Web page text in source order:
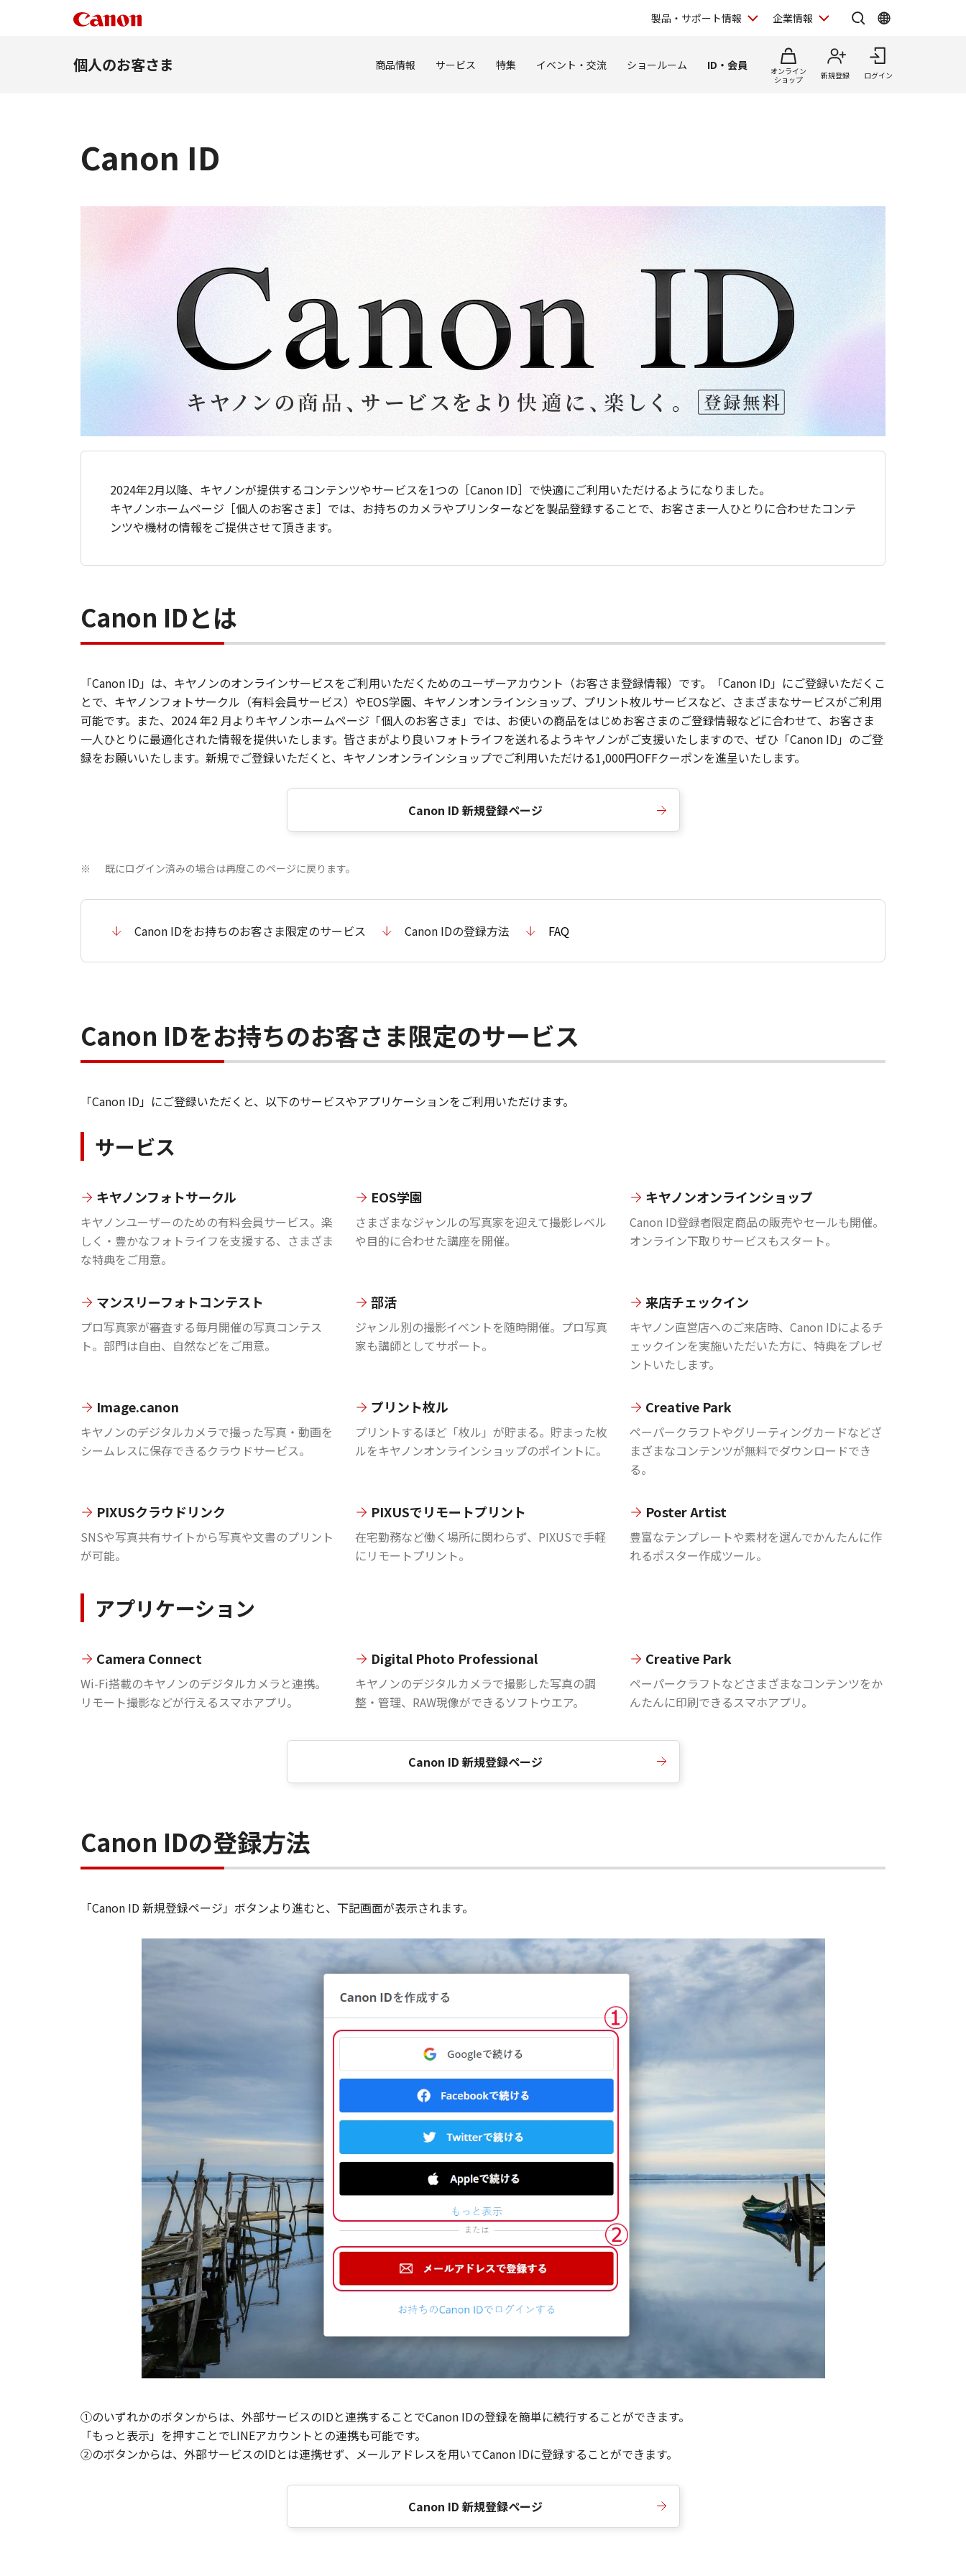
製品・サポート情報 企業情報
個人のお客さま 商品情報 サービス 特集 イベント・交流 ショールーム ID・会員
オンライン
ショップ
新規登録 ログイン
Canon ID
2024年2月以降、キヤノンが提供するコンテンツやサービスを1つの［Canon ID］で快適にご利用いただけるようになりました。
キヤノンホームページ［個人のお客さま］では、お持ちのカメラやプリンターなどを製品登録することで、お客さま一人ひとりに合わせたコンテ
ンツや機材の情報をご提供させて頂きます。
Canon IDとは
「Canon ID」は、キヤノンのオンラインサービスをご利用いただくためのユーザーアカウント（お客さま登録情報）です。「Canon ID」にご登録いただくこ
とで、キヤノンフォトサークル（有料会員サービス）やEOS学園、キヤノンオンラインショップ、プリント枚ルサービスなど、さまざまなサービスがご利用
可能です。また、2024 年2 月よりキヤノンホームページ「個人のお客さま」では、お使いの商品をはじめお客さまのご登録情報などに合わせて、お客さま
一人ひとりに最適化された情報を提供いたします。皆さまがより良いフォトライフを送れるようキヤノンがご支援いたしますので、ぜひ「Canon ID」のご登
録をお願いいたします。新規でご登録いただくと、キヤノンオンラインショップでご利用いただける1,000円OFFクーポンを進呈いたします。
Canon ID 新規登録ページ
※ 既にログイン済みの場合は再度このページに戻ります。
Canon IDをお持ちのお客さま限定のサービス Canon IDの登録方法 FAQ
Canon IDをお持ちのお客さま限定のサービス
「Canon ID」にご登録いただくと、以下のサービスやアプリケーションをご利用いただけます。
サービス
キヤノンフォトサークル
キヤノンユーザーのための有料会員サービス。楽
しく・豊かなフォトライフを支援する、さまざま
な特典をご用意。
EOS学園
さまざまなジャンルの写真家を迎えて撮影レベル
や目的に合わせた講座を開催。
キヤノンオンラインショップ
Canon ID登録者限定商品の販売やセールも開催。
オンライン下取りサービスもスタート。
マンスリーフォトコンテスト
プロ写真家が審査する毎月開催の写真コンテス
ト。部門は自由、自然などをご用意。
部活
ジャンル別の撮影イベントを随時開催。プロ写真
家も講師としてサポート。
来店チェックイン
キヤノン直営店へのご来店時、Canon IDによるチ
ェックインを実施いただいた方に、特典をプレゼ
ントいたします。
Image.canon
キヤノンのデジタルカメラで撮った写真・動画を
シームレスに保存できるクラウドサービス。
プリント枚ル
プリントするほど「枚ル」が貯まる。貯まった枚
ルをキヤノンオンラインショップのポイントに。
Creative Park
ペーパークラフトやグリーティングカードなどざ
まざまなコンテンツが無料でダウンロードでき
る。
PIXUSクラウドリンク
SNSや写真共有サイトから写真や文書のプリント
が可能。
PIXUSでリモートプリント
在宅勤務など働く場所に関わらず、PIXUSで手軽
にリモートプリント。
Poster Artist
豊富なテンプレートや素材を選んでかんたんに作
れるポスター作成ツール。
アプリケーション
Camera Connect
Wi-Fi搭載のキヤノンのデジタルカメラと連携。
リモート撮影などが行えるスマホアプリ。
Digital Photo Professional
キヤノンのデジタルカメラで撮影した写真の調
整・管理、RAW現像ができるソフトウエア。
Creative Park
ペーパークラフトなどさまざまなコンテンツをか
んたんに印刷できるスマホアプリ。
Canon ID 新規登録ページ
Canon IDの登録方法
「Canon ID 新規登録ページ」ボタンより進むと、下記画面が表示されます。
①のいずれかのボタンからは、外部サービスのIDと連携することでCanon IDの登録を簡単に続行することができます。
「もっと表示」を押すことでLINEアカウントとの連携も可能です。
②のボタンからは、外部サービスのIDとは連携せず、メールアドレスを用いてCanon IDに登録することができます。
Canon ID 新規登録ページ